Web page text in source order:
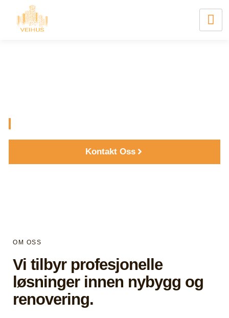
Kontakt Oss
OM OSS
Vi tilbyr profesjonelle
løsninger innen nybygg og
renovering.